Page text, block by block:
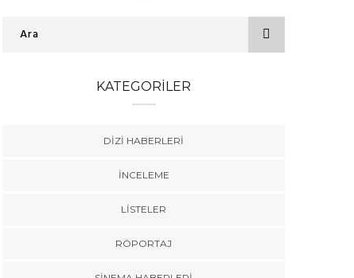
KATEGORILER
DIZI HABERLERI
İNCELEME
LISTELER
RÖPORTAJ